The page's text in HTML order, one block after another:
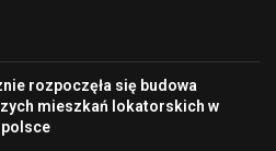
rozpoczęła się budowa
mieszkań lokatorskich w